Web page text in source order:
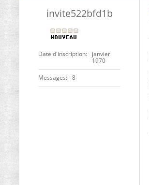
invite522bfd1b
Date d'inscription
janvier
1970
Messages 8